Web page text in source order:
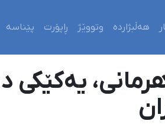
هەڵبژاردە وتووێژ ڕاپۆرت پێناسە
یەکێکی